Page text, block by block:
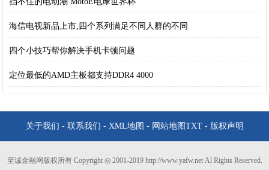
海信电视新品上市,四个系列满足不同人群的不同
四个小技巧帮你解决手机卡顿问题
定位最低的AMD主板都支持DDR4 4000
关于我们 - 联系我们 - XML地图 - 网站地图 TXT- 版权声明
至诚金融网版权所有 Copyright ◎ 2001-2019 http://www.yafw.net Al Rights Reserved.